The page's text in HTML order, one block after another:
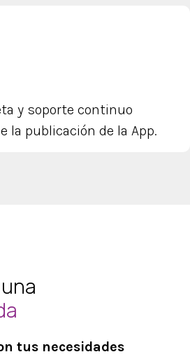
y soporte continuo
la publicación de la App.
tus necesidades